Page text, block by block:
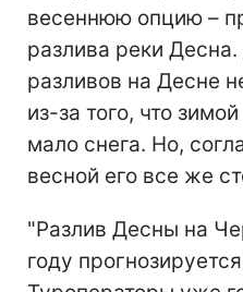
весеннюю опцию –
разлива реки
разливов на Десне
из-за того, что
мало снега. Но,
весной его все же
"Разлив Десны на
году